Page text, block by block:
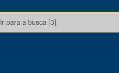
Ir para a busca [3]